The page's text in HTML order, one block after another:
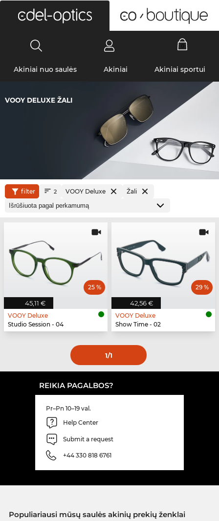
Akiniai nuo saulės Akiniai Akiniai sportui
VOOY DELUXE ŽALI
filter 2 VOOY Deluxe Žali
45,11 €
25 %
VOOY Deluxe
Studio Session - 04
42,56 €
29 %
VOOY Deluxe
Show Time - 02
1/1
REIKIA PAGALBOS?
Pr–Pn 10–19 val.
Help Center
Submit a request
+44 330 818 6761
Populiariausi mūsų saulės akinių prekių ženklai